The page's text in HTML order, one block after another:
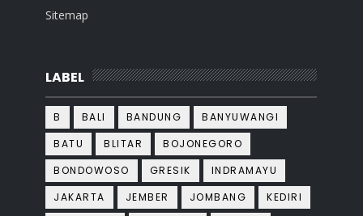
Sitemap
LABEL
B BALI BANDUNG
BANYUWANGI
BATU
BLITAR
BOJONEGORO
BONDOWOSO
GRESIK
INDRAMAYU
JAKARTA
JEMBER JOMBANG
KEDIRI